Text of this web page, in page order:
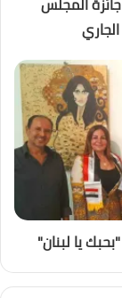
يا لبنان"